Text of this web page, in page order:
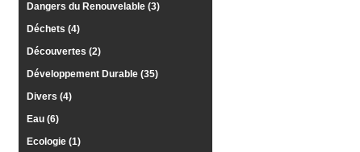
Prémium
annuaire
Accès
éditeur
Dangers du Renouvelable (3)
Déchets (4)
Découvertes (2)
Développement Durable (35)
Divers (4)
Eau (6)
Ecologie (1)